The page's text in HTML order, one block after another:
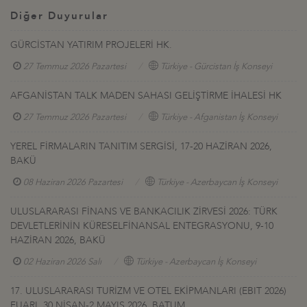
Diğer Duyurular
GÜRCİSTAN YATIRIM PROJELERİ HK.
27 Temmuz 2026 Pazartesi Türkiye - Gürcistan İş Konseyi
AFGANİSTAN TALK MADEN SAHASI GELİŞTİRME İHALESİ HK
27 Temmuz 2026 Pazartesi Türkiye - Afganistan İş Konseyi
YEREL FİRMALARIN TANITIM SERGİSİ, 17-20 HAZİRAN 2026,
BAKÜ
08 Haziran 2026 Pazartesi Türkiye - Azerbaycan İş Konseyi
ULUSLARARASI FİNANS VE BANKACILIK ZİRVESİ 2026: TÜRK
DEVLETLERİNİN KÜRESELFİNANSAL ENTEGRASYONU, 9-10
HAZİRAN 2026, BAKÜ
02 Haziran 2026 Salı Türkiye - Azerbaycan İş Konseyi
17. ULUSLARARASI TURİZM VE OTEL EKİPMANLARI (EBIT 2026)